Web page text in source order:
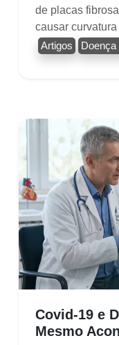
de placas
causar curvatura
Artigos Doença
Covid-19 e
Mesmo